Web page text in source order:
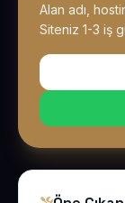
Alan adı,
Siteniz 1-3 iş